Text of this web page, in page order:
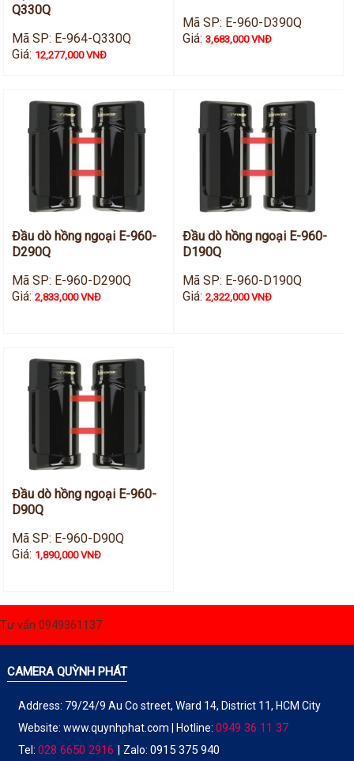
Q330Q
Mã SP: E-964-Q330Q
Giá: 12,277,000 VNĐ
Mã SP: E-960-D390Q
Giá: 3,683,000 VNĐ
Đầu dò hồng ngoại E-960-
D290Q
Mã SP: E-960-D290Q
Giá:2,833,000 VNĐ
Đầu dò hồng ngoại E-960-
D190Q
Mã SP: E-960-D190Q
Giá: 2,322,000 VNĐ
Đầu dò hồng ngoại E-960-
D90Q
Mã SP: E-960-D90Q
Giá: 1,890,000 VNĐ
Tư vấn 0949361137
CAMERA QUỲNH PHÁT
Address: 79/24/9 Au Co street, Ward 14, District 11, HCM City
Website: www.quynhphat.com | Hotline: 0949 36 11 37
Tel: 028 6650 2916 | Zalo: 0915 375 940